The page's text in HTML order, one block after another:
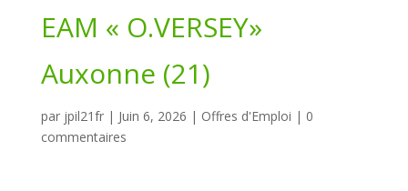
EAM « O.VERSEY»
Auxonne (21)
par jpil21fr| Juin 6, 2026 | Offres d'Emploi | 0
commentaires